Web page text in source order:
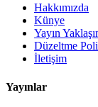
Hakkımızda
Künye
Yayın
Düzeltme
İletişim
Yayınlar